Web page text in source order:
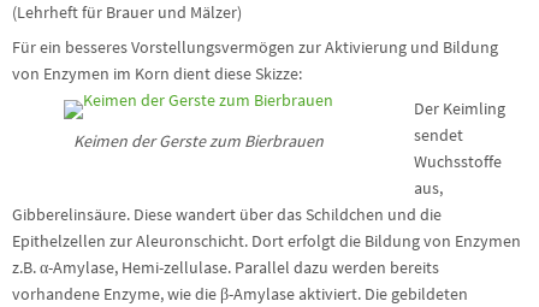
(Lehrheft für Brauer und Mälzer)
Für ein besseres Vorstellungsvermögen zur Aktivierung und Bildung
von Enzymen im Korn dient diese Skizze:
Keimen der Gerste zum Bierbrauen
Der Keimling
sendet
Wuchsstoffe
aus,
Gibberelinsäure. Diese wandert über das Schildchen und die
Epithelzellen zur Aleuronschicht. Dort erfolgt die Bildung von Enzymen
z.B. α-Amylase, Hemi-zellulase. Parallel dazu werden bereits
vorhandene Enzyme, wie die β-Amylase aktiviert. Die gebildeten